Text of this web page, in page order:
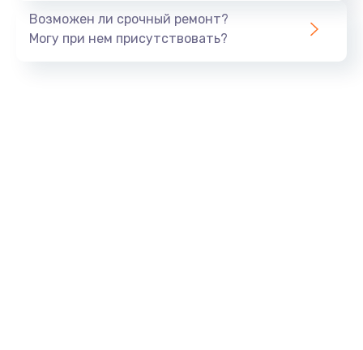
Возможен ли срочный ремонт?
Могу при нем присутствовать?